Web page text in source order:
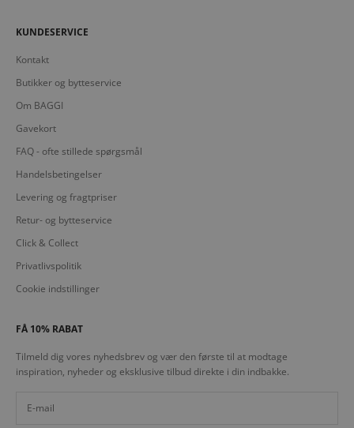
KUNDESERVICE
Kontakt
Butikker og bytteservice
Om BAGGI
Gavekort
FAQ - ofte stillede spørgsmål
Handelsbetingelser
Levering og fragtpriser
Retur- og bytteservice
Click & Collect
Privatlivspolitik
Cookie indstillinger
FÅ 10% RABAT
Tilmeld dig vores nyhedsbrev og vær den første til at modtage
inspiration, nyheder og eksklusive tilbud direkte i din indbakke.